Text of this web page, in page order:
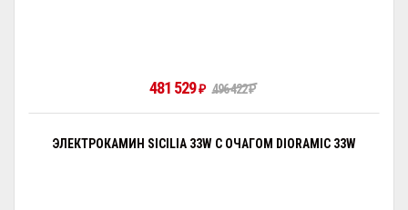
481 529₽ 496 422₽
ЭЛЕКТРОКАМИН SICILIA 33W С ОЧАГОМ DIORAMIC 33W